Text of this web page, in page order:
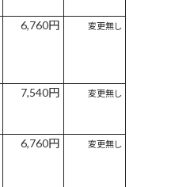
6,760円 変更無し
7,540円 変更無し
6,760円 変更無し